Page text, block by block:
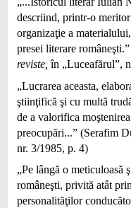
descriind, printr-o
organizaţie a
presei literare
reviste, în „Luceafărul”,
„Lucrarea aceasta,
ştiinţifică şi cu multă
de a valorifica
preocupări...” (Serafim
nr. 3/1985, p. 4)
„Pe lângă o meticuloasă
româneşti, privită atât
personalităţilor